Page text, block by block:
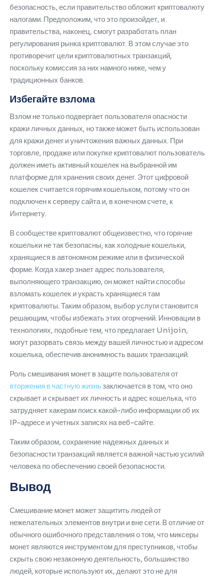
безопасность, если правительство обложит криптовалюту
налогами. Предположим, что это произойдет, и
правительства, наконец, смогут разработать план
регулирования рынка криптовалют. В этом случае это
противоречит цели криптовалютных транзакций,
поскольку комиссия за них намного ниже, чем у
традиционных банков.
Избегайте взлома
Взлом не только подвергает пользователя опасности
кражи личных данных, но также может быть использован
для кражи денег и уничтожения важных данных. При
торговле, продаже или покупке криптовалют пользователь
должен иметь активный кошелек на выбранной им
платформе для хранения своих денег. Этот цифровой
кошелек считается горячим кошельком, потому что он
подключен к серверу сайта и, в конечном счете, к
Интернету.
В сообществе криптовалют общеизвестно, что горячие
кошельки не так безопасны, как холодные кошельки,
хранящиеся в автономном режиме или в физической
форме. Когда хакер знает адрес пользователя,
выполняющего транзакцию, он может найти способы
взломать кошелек и украсть хранящиеся там
криптовалюты. Таким образом, выбор услуги становится
решающим, чтобы избежать этих огорчений. Инновации в
технологиях, подобные тем, что предлагает Unijoin,
могут разорвать связь между вашей личностью и адресом
кошелька, обеспечив анонимность ваших транзакций.
Роль смешивания монет в защите пользователя от
вторжения в частную жизньзаключается в том, что оно
скрывает и скрывает их личность и адрес кошелька, что
затрудняет хакерам поиск какой-либо информации об их
IP-адресе и учетных записях на веб-сайте.
Таким образом, сохранение надежных данных и
безопасности транзакций является важной частью усилий
человека по обеспечению своей безопасности.
Вывод
Смешивание монет может защитить людей от
нежелательных элементов внутри и вне сети. В отличие от
обычного ошибочного представления о том, что миксеры
монет являются инструментом для преступников, чтобы
скрыть свою незаконную деятельность, большинство
людей, которые используют их, делают это не для